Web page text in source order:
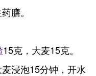
膳。
15克，大麦15克。
浸泡15分钟，开水